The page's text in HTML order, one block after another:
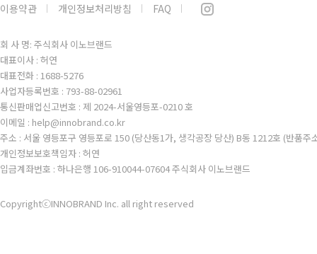
이용약관 개인정보처리방침 FAQ
회 사 명: 주식회사 이노브랜드
대표이사 : 허연
대표전화 : 1688-5276
사업자등록번호 : 793-88-02961
통신판매업신고번호 : 제 2024-서울영등포-0210 호
이메일 : help@innobrand.co.kr
주소 : 서울 영등포구 영등포로 150 (당산동1가, 생각공장 당산) B동 1212호 (반품주
개인정보보호책임자 : 허연
입금계좌번호 : 하나은행 106-910044-07604 주식회사 이노브랜드
CopyrightⓒINNOBRAND Inc. all right reserved